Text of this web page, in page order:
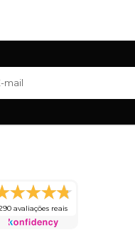
avaliações reais